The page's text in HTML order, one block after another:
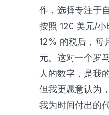
作，选择专注于
按照 120 美元/
12% 的税后，每
元。这对一个罗
人的数字，是我
但我更愿意认为
我为时间付出的代